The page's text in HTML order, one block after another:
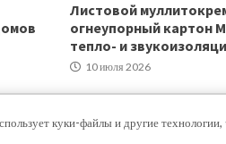
Листовой
огнеупорный картон
тепло- и
10 июля 2026
Copyright ©
куки-файлы и другие